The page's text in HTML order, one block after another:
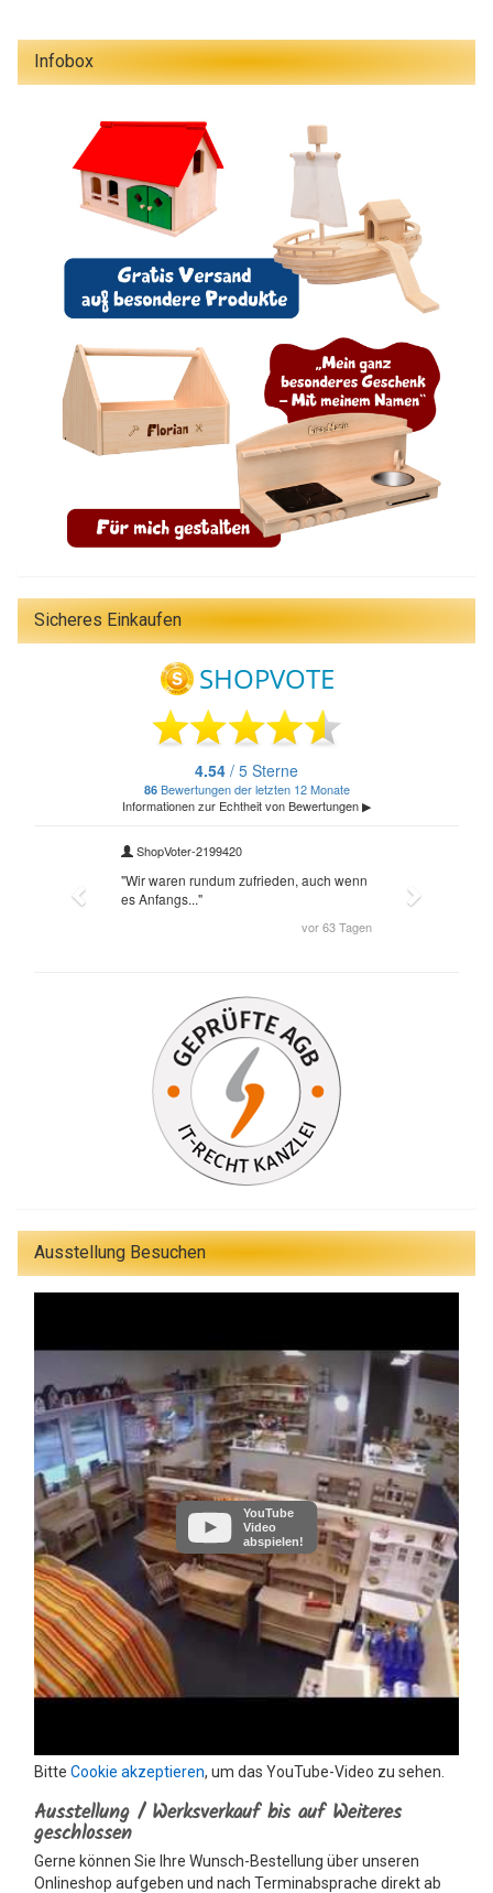
Infobox
Sicheres Einkaufen
Ausstellung Besuchen
YouTube
Video
abspielen!
Bitte Cookie akzeptieren, um das YouTube-Video zu sehen.
Ausstellung / Werksverkauf bis auf Weiteres
geschlossen
Gerne können Sie Ihre Wunsch-Bestellung über unseren
Onlineshop aufgeben und nach Terminabsprache direkt ab